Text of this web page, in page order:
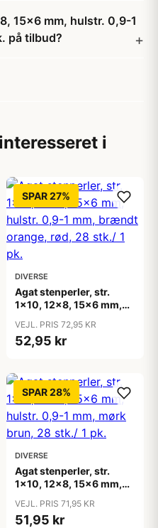
15x6 mm, hulstr. 0,9-1
på tilbud?
i
SPAR 27%
DIVERSE
Agat stenperler, str.
1x10, 12x8, 15x6 mm,
brændt orange, rød, 28
stk./ 1 pk.
VEJL. PRIS 72,95 KR
52,95 kr
SPAR 28%
DIVERSE
Agat stenperler, str.
1x10, 12x8, 15x6 mm,
brun, 28 stk./ 1 pk.
VEJL. PRIS 71,95 KR
51,95 kr